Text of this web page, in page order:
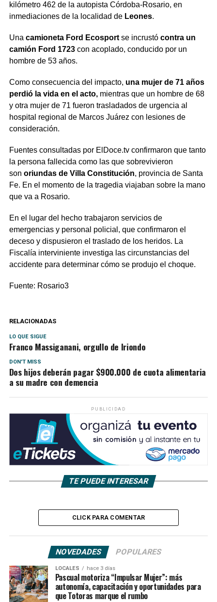
kilómetro 462 de la autopista Córdoba-Rosario, en
inmediaciones de la localidad deLeones.
Una camioneta Ford Ecosportse incrustó contra un
camión Ford 1723con acoplado, conducido por un
hombre de 53 años.
Como consecuencia del impacto, una mujer de 71 años
perdió la vida en el acto,mientras que un hombre de 68
y otra mujer de 71 fueron trasladados de urgencia al
hospital regional de Marcos Juárez con lesiones de
consideración.
Fuentes consultadas por ElDoce.tv confirmaron que tanto
la persona fallecida como las que sobrevivieron
son oriundas de Villa Constitución, provincia de Santa
Fe. En el momento de la tragedia viajaban sobre la mano
que va a Rosario.
En el lugar del hecho trabajaron servicios de
emergencias y personal policial, que confirmaron el
deceso y dispusieron el traslado de los heridos. La
Fiscalía interviniente investiga las circunstancias del
accidente para determinar cómo se produjo el choque.
Fuente: Rosario3
RELACIONADAS
LO QUE SIGUE
Franco Massiganani, orgullo de Iriondo
DON'T MISS
Dos hijos deberán pagar $900.000 de cuota alimentaria
a su madre con demencia
PUBLICIDAD
TE PUEDE INTERESAR
CLICK PARA COMENTAR
NOVEDADES POPULARES
LOCALES hace 3 días
Pascual motoriza “Impulsar Mujer”: más
autonomía, capacitación y oportunidades para
que Totoras marque el rumbo